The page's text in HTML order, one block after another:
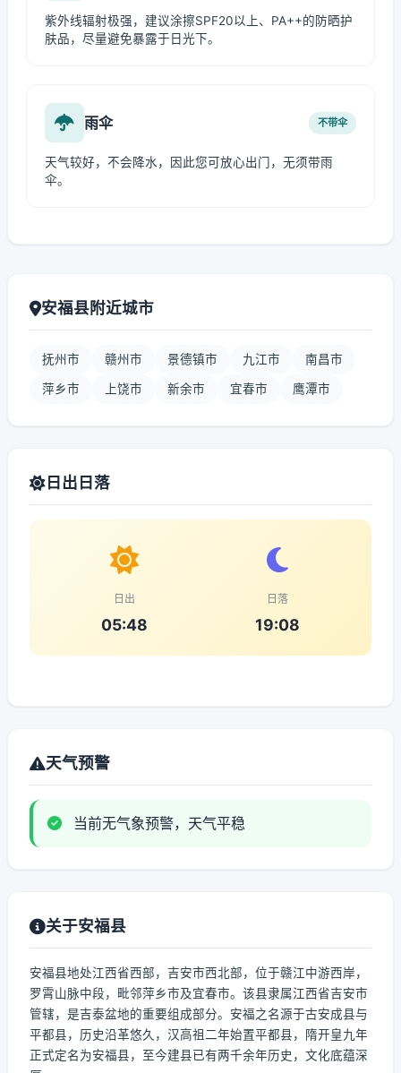
紫外线辐射极强，建议涂擦SPF20以上、PA++的防晒护
肤品，尽量避免暴露于日光下。
雨伞 不带伞
天气较好，不会降水，因此您可放心出门，无须带雨
伞。
安福县附近城市
抚州市 赣州市 景德镇市 九江市 南昌市
萍乡市 上饶市 新余市 宜春市 鹰潭市
日出日落
日出
05:48
日落
19:08
天气预警
当前无气象预警，天气平稳
关于安福县
安福县地处江西省西部，吉安市西北部，位于赣江中游西岸，
罗霄山脉中段，毗邻萍乡市及宜春市。该县隶属江西省吉安市
管辖，是吉泰盆地的重要组成部分。安福之名源于古安成县与
平都县，历史沿革悠久，汉高祖二年始置平都县，隋开皇九年
正式定名为安福县，至今建县已有两千余年历史，文化底蕴深